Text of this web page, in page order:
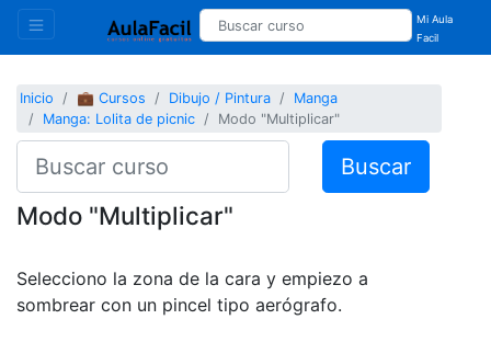
Mi Aula
Facil
Inicio 💼 Cursos Dibujo / Pintura
Manga
Manga: Lolita de picnic
Modo "Multiplicar"
Buscar
Modo "Multiplicar"
Selecciono la zona de la cara y empiezo a
sombrear con un pincel tipo aerógrafo.